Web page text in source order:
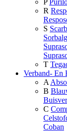
P
R
S
T
Verband- En
A
B
C
Coban